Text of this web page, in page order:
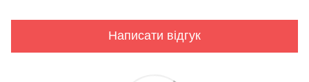
Написати відгук